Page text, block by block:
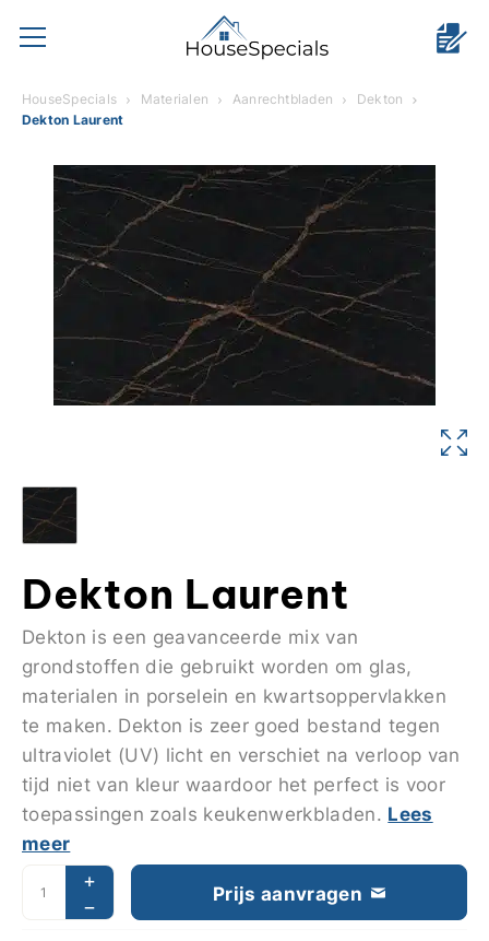
HouseSpecials Materialen Aanrechtbladen
Dekton
Dekton Laurent
Dekton Laurent
Dekton is een geavanceerde mix van
grondstoffen die gebruikt worden om glas,
materialen in porselein en kwartsoppervlakken
te maken. Dekton is zeer goed bestand tegen
ultraviolet (UV) licht en verschiet na verloop van
tijd niet van kleur waardoor het perfect is voor
toepassingen zoals keukenwerkbladen. Lees
meer
Prijs aanvragen